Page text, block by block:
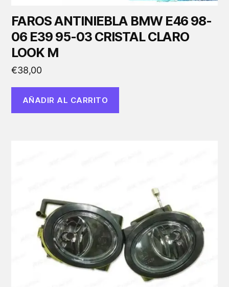
FAROS ANTINIEBLA BMW E46 98-
06 E39 95-03 CRISTAL CLARO
LOOK M
€38,00
AÑADIR AL CARRITO